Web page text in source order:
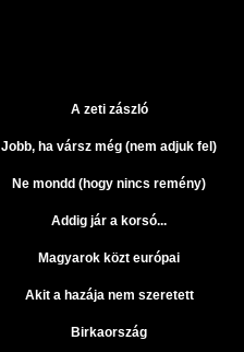
A zeti zászló
Jobb, ha vársz még (nem adjuk fel)
Ne mondd (hogy nincs remény)
Addig jár a korsó...
Magyarok közt európai
Akit a hazája nem szeretett
Birkaország